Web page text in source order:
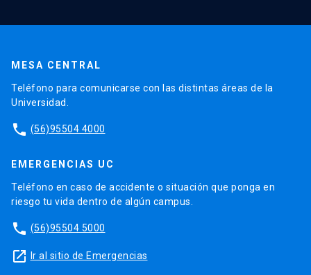
MESA CENTRAL
Teléfono para comunicarse con las distintas áreas de la
Universidad.
phone (56)95504 4000
EMERGENCIAS UC
Teléfono en caso de accidente o situación que ponga en
riesgo tu vida dentro de algún campus.
phone (56)95504 5000
launch Ir al sitio de Emergencias